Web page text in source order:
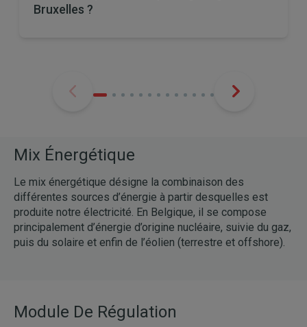
Bruxelles ?
Mix Énergétique
Le mix énergétique désigne la combinaison des
différentes sources d’énergie à partir desquelles est
produite notre électricité. En Belgique, il se compose
principalement d’énergie d’origine nucléaire, suivie du gaz,
puis du solaire et enfin de l’éolien (terrestre et offshore).
Module De Régulation